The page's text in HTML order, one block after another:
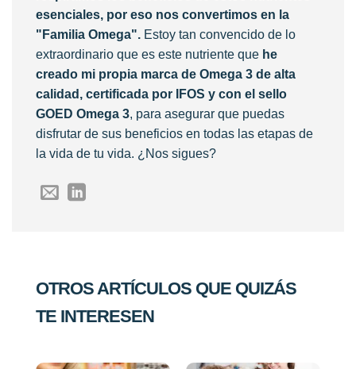
esenciales, por eso nos convertimos en la
"Familia Omega". Estoy tan convencido de lo
extraordinario que es este nutriente que he
creado mi propia marca de Omega 3 de alta
calidad, certificada por IFOS y con el sello
GOED Omega 3, para asegurar que puedas
disfrutar de sus beneficios en todas las etapas de
la vida de tu vida. ¿Nos sigues?
OTROS ARTÍCULOS QUE QUIZÁS
TE INTERESEN